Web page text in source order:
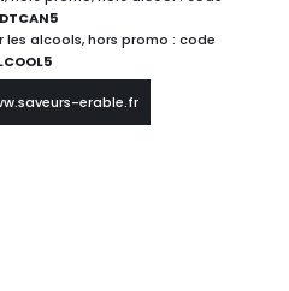
alcools, hors promo : code
erable.fr